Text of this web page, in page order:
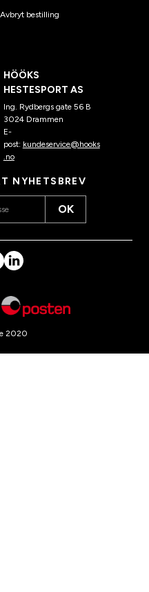
Avbryt bestilling
HÖÖKS
HESTESPORT AS
Ing. Rydbergs gate 56 B
3024 Drammen
E-
post: kundeservice@hooks
.no
NYHETSBREV
OK
2020